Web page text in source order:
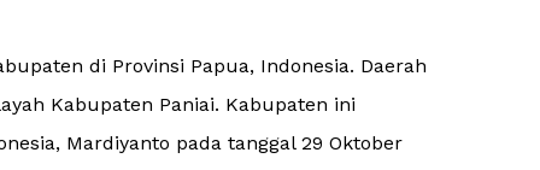
di Provinsi Papua, Indonesia. Daerah
Kabupaten Paniai. Kabupaten ini
Mardiyanto pada tanggal 29 Oktober